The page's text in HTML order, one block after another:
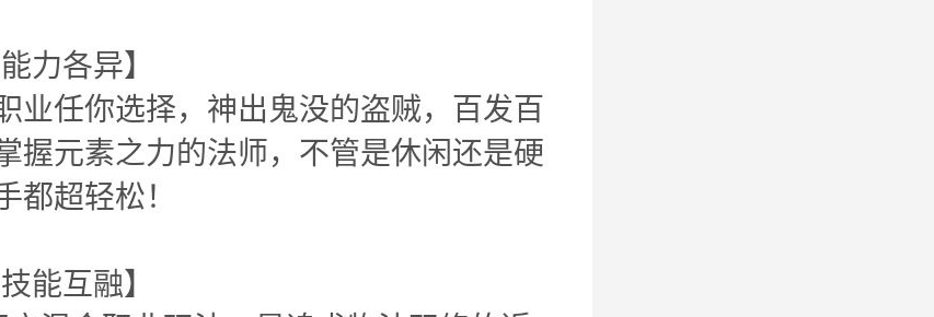
力各异】
业任你选择，神出鬼没的盗贼，百发百
握元素之力的法师，不管是休闲还是硬
都超轻松！
能互融】